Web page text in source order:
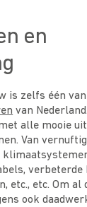
en
is zelfs één
van
alle mooie
Van
verbeterde
etc., etc. Om al
ook